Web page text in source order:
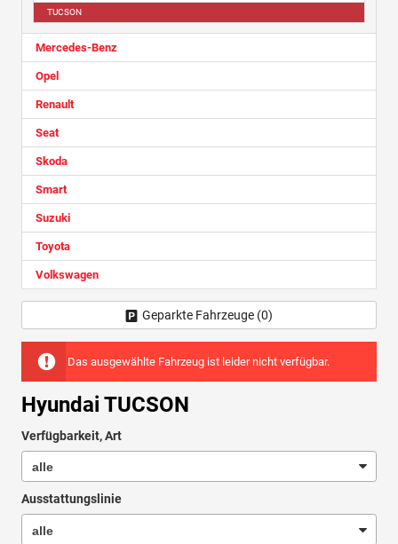
Das ausgewählte Fahrzeug ist leider nicht verfügbar.
Hyundai TUCSON
Verfügbarkeit, Art
Ausstattungslinie
TUCSON
Mercedes-Benz
Opel
Renault
Seat
Skoda
Smart
Suzuki
Toyota
Volkswagen
Geparkte Fahrzeuge (0)